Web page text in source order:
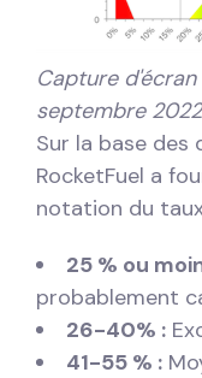
Capture
septembre 2022
Sur la base des
RocketFuel a
notation du
25 % ou
probablement
26-40% :
41-55 % :